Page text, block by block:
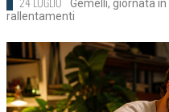
Gemelli, giornata
rallentamenti